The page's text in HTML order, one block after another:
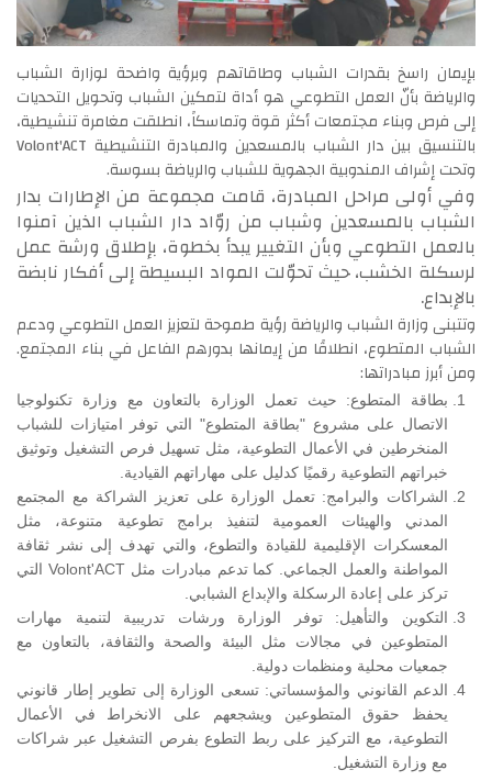
بإيمان راسخ بقدرات الشباب وطاقاتهم وبرؤية واضحة لوزارة الشباب
والرياضة بأنّ العمل التطوعي هو أداة لتمكين الشباب وتحويل التحديات
إلى فرص وبناء مجتمعات أكثر قوة وتماسكاً، انطلقت مغامرة تنشيطية،
بالتنسيق بين دار الشباب بالمسعدين والمبادرة التنشيطية Volont'ACT
وتحت إشراف المندوبية الجهوية للشباب والرياضة بسوسة.
وفي أولى مراحل المبادرة، قامت مجموعة من الإطارات بدار
الشباب بالمسعدين وشباب من روّاد دار الشباب الذين آمنوا
بالعمل التطوعي وبأن التغيير يبدأ بخطوة، بإطلاق ورشة عمل
لرسكلة الخشب، حيث تحوّلت المواد البسيطة إلى أفكار نابضة
بالإبداع.
وتتبنى وزارة الشباب والرياضة رؤية طموحة لتعزيز العمل التطوعي ودعم
الشباب المتطوع، انطلاقًا من إيمانها بدورهم الفاعل في بناء المجتمع.
ومن أبرز مبادراتها:
بطاقة المتطوع: حيث تعمل الوزارة بالتعاون مع وزارة تكنولوجيا
الاتصال على مشروع "بطاقة المتطوع" التي توفر امتيازات للشباب
المنخرطين في الأعمال التطوعية، مثل تسهيل فرص التشغيل وتوثيق
خبراتهم التطوعية رقميًا كدليل على مهاراتهم القيادية.
الشراكات والبرامج: تعمل الوزارة على تعزيز الشراكة مع المجتمع
المدني والهيئات العمومية لتنفيذ برامج تطوعية متنوعة، مثل
المعسكرات الإقليمية للقيادة والتطوع، والتي تهدف إلى نشر ثقافة
المواطنة والعمل الجماعي. كما تدعم مبادرات مثل Volont'ACT التي
تركز على إعادة الرسكلة والإبداع الشبابي.
التكوين والتأهيل: توفر الوزارة ورشات تدريبية لتنمية مهارات
المتطوعين في مجالات مثل البيئة والصحة والثقافة، بالتعاون مع
جمعيات محلية ومنظمات دولية.
الدعم القانوني والمؤسساتي: تسعى الوزارة إلى تطوير إطار قانوني
يحفظ حقوق المتطوعين ويشجعهم على الانخراط في الأعمال
التطوعية، مع التركيز على ربط التطوع بفرص التشغيل عبر شراكات
مع وزارة التشغيل.